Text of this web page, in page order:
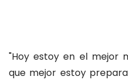
"Hoy estoy en el mejor
que mejor estoy